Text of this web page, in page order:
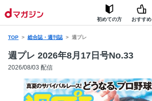
初めての方 おすすめ
TOP 総合誌・週刊誌 週プレ
週プレ 2026年8月17日号No.33
2026/08/03 配信